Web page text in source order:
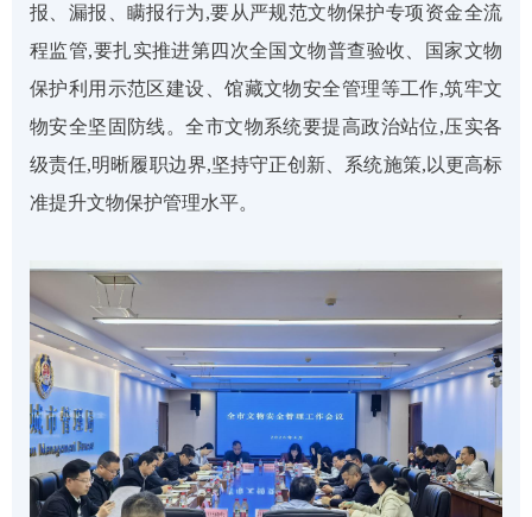
报、漏报、瞒报行为,要从严规范文物保护专项资金全流
程监管,要扎实推进第四次全国文物普查验收、国家文物
保护利用示范区建设、馆藏文物安全管理等工作,筑牢文
物安全坚固防线。全市文物系统要提高政治站位,压实各
级责任,明晰履职边界,坚持守正创新、系统施策, 以更高标
准提升文物保护管理水平。